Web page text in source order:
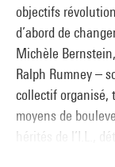
et Vanessa Noizet)
Traverse 6 bis
Peindre et
tradition française
(commissaires de
Vanessa Noizet
Traverse 7
objectifs
d’abord de
Michèle
Ralph Rumney –
collectif organisé,
moyens de
hérités de l’I.L.,
construction de